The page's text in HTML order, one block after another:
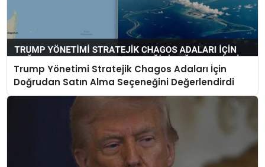
Trump Yönetimi Stratejik Chagos Adaları İçin
Doğrudan Satın Alma Seçeneğini Değerlendirdi